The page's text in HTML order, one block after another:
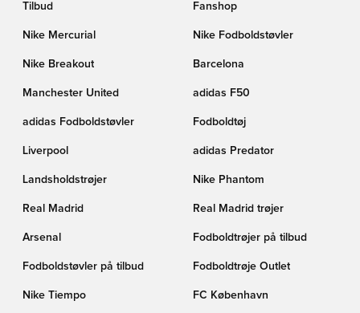
Tilbud Fanshop
Nike Mercurial Nike Fodboldstøvler
Nike Breakout Barcelona
Manchester United adidas F50
adidas Fodboldstøvler Fodboldtøj
Liverpool adidas Predator
Landsholdstrøjer Nike Phantom
Real Madrid Real Madrid trøjer
Arsenal Fodboldtrøjer på tilbud
Fodboldstøvler på tilbud Fodboldtrøje Outlet
Nike Tiempo FC København